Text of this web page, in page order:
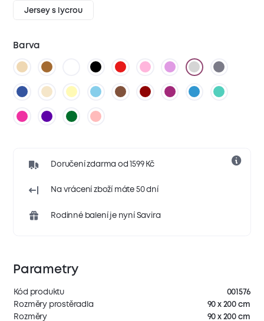
Jersey s lycrou
Barva
Doručení zdarma od 1599 Kč
Na vrácení zboží máte 50 dní
Rodinné balení je nyní Savira
Parametry
Kód produktu
001576
Rozměry prostěradla
90 x 200 cm
Rozměry
90 x 200 cm